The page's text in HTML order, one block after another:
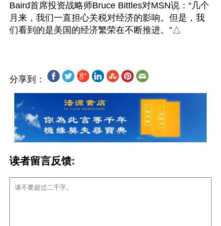
Baird首席投资战略师Bruce Bittles对MSN说：“几个
月来，我们一直担心关税对经济的影响。但是，我
分享到：
读者留言反馈: